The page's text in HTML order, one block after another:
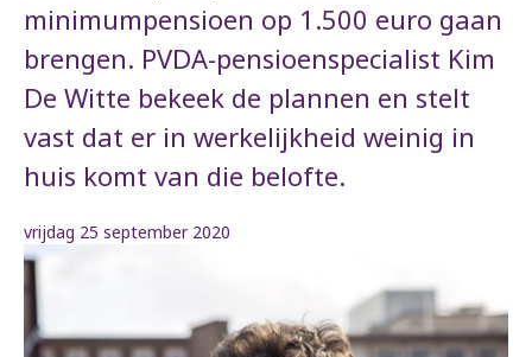
minimumpensioen op 1.500 euro gaan
brengen. PVDA-pensioenspecialist Kim
De Witte bekeek de plannen en stelt
vast dat er in werkelijkheid weinig in
huis komt van die belofte.
vrijdag 25 september 2020